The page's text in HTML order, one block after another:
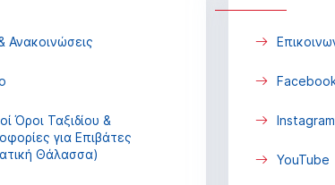
Ανακοινώσεις
Όροι Ταξιδίου &
για Επιβάτες
Θάλασσα)
Instagram
YouTube